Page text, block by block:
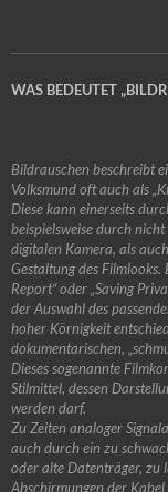
WAS BEDEUTET
Bildrauschen beschreibt
Volksmund oft auch als
Diese kann einerseits
beispielsweise durch
digitalen Kamera, als
Gestaltung des
Report“ oder „Saving
der Auswahl des
hoher Körnigkeit
dokumentarischen,
Dieses sogenannte
Stilmittel, dessen
werden darf.
Zu Zeiten analoger
auch durch ein zu
oder alte Datenträger, zu
Abschirmungen der